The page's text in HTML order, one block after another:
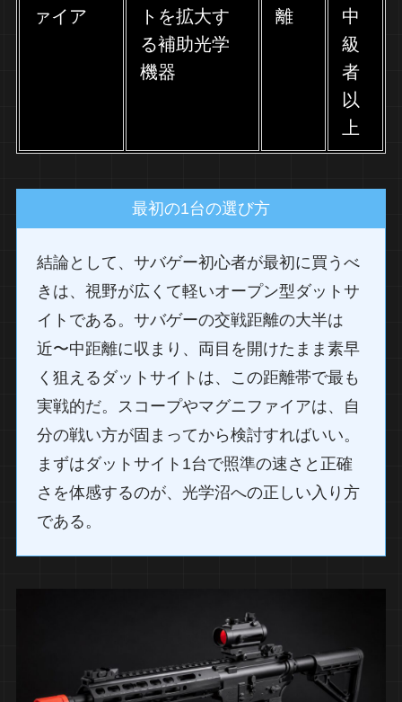
ァイア
トを拡大す
る補助光学
機器
離
中
級
者
以
上
最初の1台の選び方
結論として、サバゲー初心者が最初に買うべ
きは、視野が広くて軽いオープン型ダットサ
イトである。サバゲーの交戦距離の大半は
近〜中距離に収まり、両目を開けたまま素早
く狙えるダットサイトは、この距離帯で最も
実戦的だ。スコープやマグニファイアは、自
分の戦い方が固まってから検討すればいい。
まずはダットサイト1台で照準の速さと正確
さを体感するのが、光学沼への正しい入り方
である。